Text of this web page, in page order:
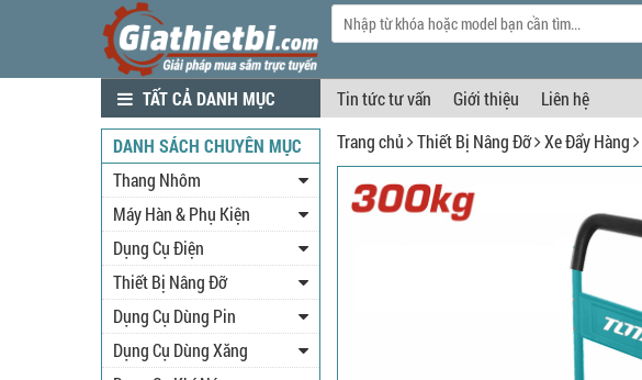
TẤT CẢ DANH MỤC Tin tức tư vấn Giới thiệu
Liên hệ
Trang chủ
Thiết Bị Nâng Đỡ Xe Đẩy Hàng
DANH SÁCH CHUYÊN MỤC
Thang Nhôm
Máy Hàn & Phụ Kiện
Dụng Cụ Điện
Thiết Bị Nâng Đỡ
Dụng Cụ Dùng Pin
Dụng Cụ Dùng Xăng